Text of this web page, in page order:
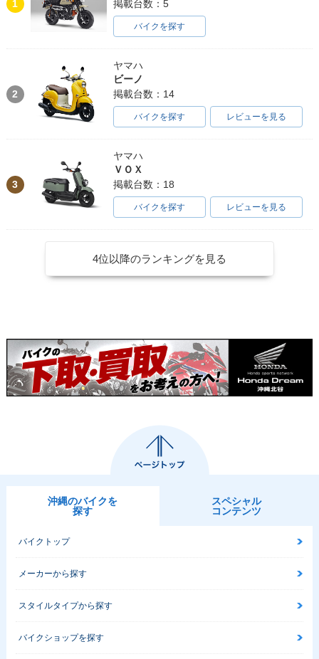
ナーチェンジ
ナーチェンジ
1995年 Super Cub
50 Custom・マイナ
ーチェンジ
1995年 Super Cub
50 Business・マイ
ナーチェンジ
ナーチェンジ
1991年 Super Cub
50 Deluxe・マイナ
ーチェンジ
1991年 Super Cub
50 Business・マイ
50 Standard・マイ
1
掲載台数：5
バイクを探す
2
ヤマハ
ビーノ
掲載台数：14
バイクを探す レビューを見る
3
ヤマハ
ＶＯＸ
掲載台数：18
バイクを探す レビューを見る
4位以降のランキングを見る
沖縄のバイクを
探す
スペシャル
コンテンツ
バイクトップ
メーカーから探す
スタイルタイプから探す
バイクショップを探す